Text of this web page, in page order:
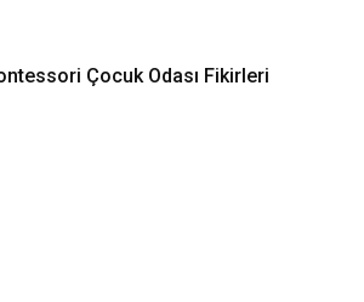
Çocuk Odası Fikirleri